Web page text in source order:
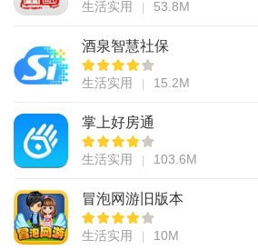
生活实用 53.8M
酒泉智慧社保
生活实用 15.2M
掌上好房通
生活实用 103.6M
冒泡网游旧版本
生活实用 10M